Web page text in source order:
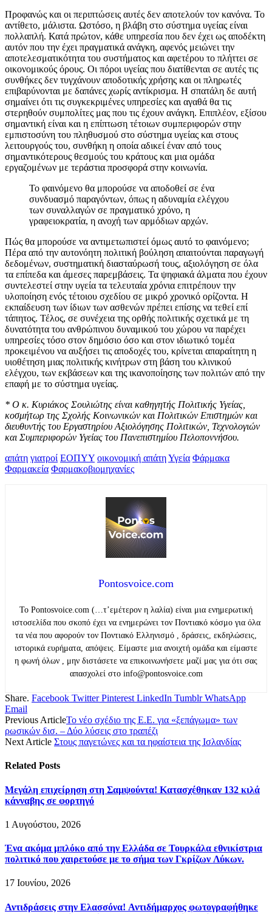
Προφανώς και οι περιπτώσεις αυτές δεν αποτελούν τον κανόνα. Το
αντίθετο, μάλιστα. Ωστόσο, η βλάβη στο σύστημα υγείας είναι
πολλαπλή. Κατά πρώτον, κάθε υπηρεσία που δεν έχει ως αποδέκτη
αυτόν που την έχει πραγματικά ανάγκη, αφενός μειώνει την
αποτελεσματικότητα του συστήματος και αφετέρου το πλήττει σε
οικονομικούς όρους. Οι πόροι υγείας που διατίθενται σε αυτές τις
συνθήκες δεν τυγχάνουν αποδοτικής χρήσης και οι πληρωτές
επιβαρύνονται με δαπάνες χωρίς αντίκρισμα. Η σπατάλη δε αυτή
σημαίνει ότι τις συγκεκριμένες υπηρεσίες και αγαθά θα τις
στερηθούν συμπολίτες μας που τις έχουν ανάγκη. Επιπλέον, εξίσου
σημαντική είναι και η επίπτωση τέτοιων συμπεριφορών στην
εμπιστοσύνη του πληθυσμού στο σύστημα υγείας και στους
λειτουργούς του, συνθήκη η οποία αδικεί έναν από τους
σημαντικότερους θεσμούς του κράτους και μια ομάδα
εργαζομένων με τεράστια προσφορά στην κοινωνία.
Το φαινόμενο θα μπορούσε να αποδοθεί σε ένα
συνδυασμό παραγόντων, όπως η αδυναμία ελέγχου
των συναλλαγών σε πραγματικό χρόνο, η
γραφειοκρατία, η ανοχή των αρμόδιων αρχών.
Πώς θα μπορούσε να αντιμετωπιστεί όμως αυτό το φαινόμενο;
Πέρα από την αυτονόητη πολιτική βούληση απαιτούνται παραγωγή
δεδομένων, συστηματική διασταύρωσή τους, αξιολόγηση σε όλα
τα επίπεδα και άμεσες παρεμβάσεις. Τα ψηφιακά άλματα που έχουν
συντελεστεί στην υγεία τα τελευταία χρόνια επιτρέπουν την
υλοποίηση ενός τέτοιου σχεδίου σε μικρό χρονικό ορίζοντα. Η
εκπαίδευση των ίδιων των ασθενών πρέπει επίσης να τεθεί επί
τάπητος. Τέλος, σε συνέχεια της ορθής πολιτικής σχετικά με τη
δυνατότητα του ανθρώπινου δυναμικού του χώρου να παρέχει
υπηρεσίες τόσο στον δημόσιο όσο και στον ιδιωτικό τομέα
προκειμένου να αυξήσει τις αποδοχές του, κρίνεται απαραίτητη η
υιοθέτηση μιας πολιτικής κινήτρων στη βάση του κλινικού
ελέγχου, των εκβάσεων και της ικανοποίησης των πολιτών από την
επαφή με το σύστημα υγείας.
* Ο κ. Κυριάκος Σουλιώτης είναι καθηγητής Πολιτικής Υγείας,
κοσμήτωρ της Σχολής Κοινωνικών και Πολιτικών Επιστημών και
διευθυντής του Εργαστηρίου Αξιολόγησης Πολιτικών, Τεχνολογιών
και Συμπεριφορών Υγείας του Πανεπιστημίου Πελοποννήσου.
απάτη γιατροί ΕΟΠΥΥ οικονομική απάτηΥγεία Φάρμακα
Φαρμακεία Φαρμακοβιομηχανίες
Pontosvoice.com
Το Pontosvoice.com (…τ’εμέτερον η λαλία) είναι μια ενημερωτική
ιστοσελίδα που σκοπό έχει να ενημερώνει τον Ποντιακό κόσμο για όλα
τα νέα που αφορούν τον Ποντιακό Ελληνισμό , δράσεις, εκδηλώσεις,
ιστορικά ευρήματα, απόψεις. Είμαστε μια ανοιχτή ομάδα και είμαστε
η φωνή όλων , μην διστάσετε να επικοινωνήσετε μαζί μας για ότι σας
απασχολεί στο info@pontosvoice.com
Share. Facebook Twitter Pinterest LinkedIn Tumblr WhatsApp
Email
Previous ArticleΤο νέο σχέδιο της Ε.Ε. για «ξεπάγωμα» των
ρωσικών δισ. – Δύο λύσεις στο τραπέζι
Next Article Στους παγετώνες και τα ηφαίστεια της Ισλανδίας
Related Posts
Μεγάλη επιχείρηση στη Σαμψούντα! Κατασχέθηκαν 132 κιλά
κάνναβης σε φορτηγό
1 Αυγούστου, 2026
Ένα ακόμα μπλόκο από την Ελλάδα σε Τουρκάλα εθνικίστρια
πολιτικό που χαιρετούσε με το σήμα των Γκρίζων Λύκων.
17 Ιουνίου, 2026
Αντιδράσεις στην Ελασσόνα! Αντιδήμαρχος φωτογραφήθηκε